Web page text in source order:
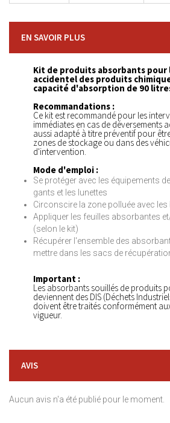
EN SAVOIR PLUS
Kit de produits absorbants
accidentel des produits
capacité d'absorption de 90
Recommandations :
Ce kit est recommandé pour les
immédiates en cas de déversements
aussi adapté à titre préventif pour
zones de stockage ou dans des
d'intervention.
Mode d'emploi :
Se protéger avec les équipements
gants et les lunettes
Circonscire la zone polluée avec
Appliquer les feuilles absorbantes
(selon le kit)
Récupérer l'ensemble des
mettre dans les sacs de
Important :
Les absorbants souillés de produits
deviennent des DIS (Déchets
doivent être traités conformément
vigueur.
AVIS
Aucun avis n'a été publié pour le moment.